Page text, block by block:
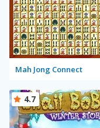
Mah Jong Connect
4.7